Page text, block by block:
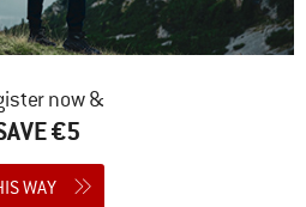
now &
€5
WAY